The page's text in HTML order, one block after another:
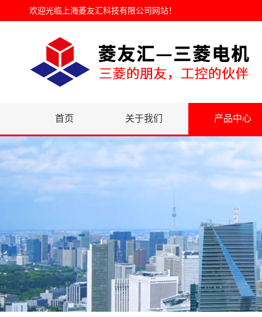
欢迎光临 上海菱友汇科技有限公司网站！
首页 关于我们 产品中心